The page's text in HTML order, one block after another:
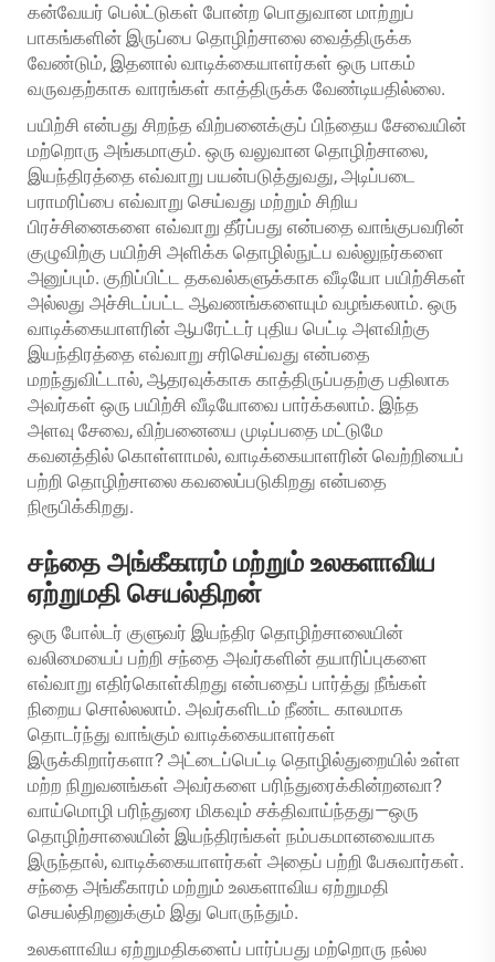
கன்வேயர் பெல்ட்டுகள் போன்ற பொதுவான மாற்றுப்
பாகங்களின் இருப்பை தொழிற்சாலை வைத்திருக்க
வேண்டும், இதனால் வாடிக்கையாளர்கள் ஒரு பாகம்
வருவதற்காக வாரங்கள் காத்திருக்க வேண்டியதில்லை.
பயிற்சி என்பது சிறந்த விற்பனைக்குப் பிந்தைய சேவையின்
மற்றொரு அங்கமாகும். ஒரு வலுவான தொழிற்சாலை,
இயந்திரத்தை எவ்வாறு பயன்படுத்துவது, அடிப்படை
பராமரிப்பை எவ்வாறு செய்வது மற்றும் சிறிய
பிரச்சினைகளை எவ்வாறு தீர்ப்பது என்பதை வாங்குபவரின்
குழுவிற்கு பயிற்சி அளிக்க தொழில்நுட்ப வல்லுநர்களை
அனுப்பும். குறிப்பிட்ட தகவல்களுக்காக வீடியோ பயிற்சிகள்
அல்லது அச்சிடப்பட்ட ஆவணங்களையும் வழங்கலாம். ஒரு
வாடிக்கையாளரின் ஆபரேட்டர் புதிய பெட்டி அளவிற்கு
இயந்திரத்தை எவ்வாறு சரிசெய்வது என்பதை
மறந்துவிட்டால், ஆதரவுக்காக காத்திருப்பதற்கு பதிலாக
அவர்கள் ஒரு பயிற்சி வீடியோவை பார்க்கலாம். இந்த
அளவு சேவை, விற்பனையை முடிப்பதை மட்டுமே
கவனத்தில் கொள்ளாமல், வாடிக்கையாளரின் வெற்றியைப்
பற்றி தொழிற்சாலை கவலைப்படுகிறது என்பதை
நிரூபிக்கிறது.
சந்தை அங்கீகாரம் மற்றும் உலகளாவிய
ஏற்றுமதி செயல்திறன்
ஒரு போல்டர் குளுவர் இயந்திர தொழிற்சாலையின்
வலிமையைப் பற்றி சந்தை அவர்களின் தயாரிப்புகளை
எவ்வாறு எதிர்கொள்கிறது என்பதைப் பார்த்து நீங்கள்
நிறைய சொல்லலாம். அவர்களிடம் நீண்ட காலமாக
தொடர்ந்து வாங்கும் வாடிக்கையாளர்கள்
இருக்கிறார்களா? அட்டைப்பெட்டி தொழில்துறையில் உள்ள
மற்ற நிறுவனங்கள் அவர்களை பரிந்துரைக்கின்றனவா?
வாய்மொழி பரிந்துரை மிகவும் சக்திவாய்ந்தது—ஒரு
தொழிற்சாலையின் இயந்திரங்கள் நம்பகமானவையாக
இருந்தால், வாடிக்கையாளர்கள் அதைப் பற்றி பேசுவார்கள்.
சந்தை அங்கீகாரம் மற்றும் உலகளாவிய ஏற்றுமதி
செயல்திறனுக்கும் இது பொருந்தும்.
உலகளாவிய ஏற்றுமதிகளைப் பார்ப்பது மற்றொரு நல்ல